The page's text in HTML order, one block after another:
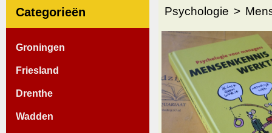
Categorieën
Groningen
Friesland
Drenthe
Wadden
Psychologie